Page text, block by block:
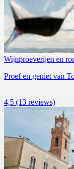
Wijnproeverijen en
Proef en geniet van
4,5 (13 reviews)